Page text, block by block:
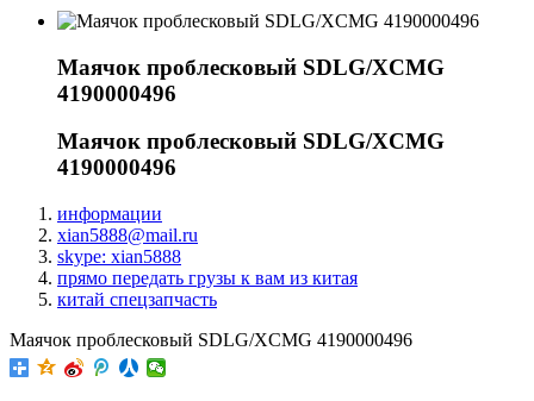
Маячок проблесковый SDLG/XCMG
4190000496
Маячок проблесковый SDLG/XCMG
4190000496
информации
xian5888@mail.ru
skype: xian5888
прямо передать грузы к вам из китая
китай спецзапчасть
Маячок проблесковый SDLG/XCMG 4190000496